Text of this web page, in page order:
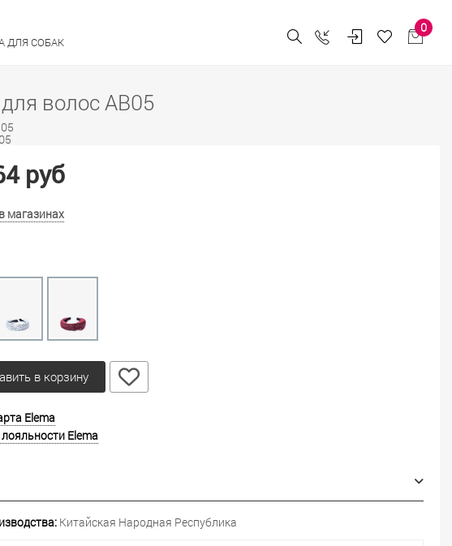
ДЛЯ СОБАК
0
волос AB05
руб
магазинах
в корзину
Elema
Elema
Китайская Народная Республика